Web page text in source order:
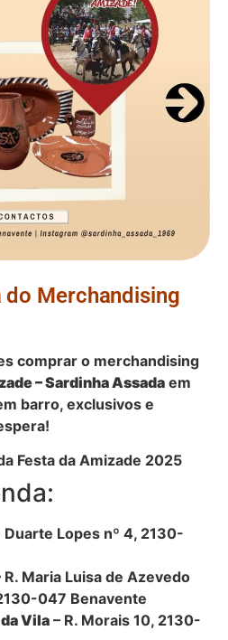
do Merchandising
comprar o merchandising
– Sardinha Assada em
barro, exclusivos e
Festa da Amizade 2025
Duarte Lopes nº 4, 2130-
R. Maria Luisa de Azevedo
047 Benavente
Vila – R. Morais 10, 2130-